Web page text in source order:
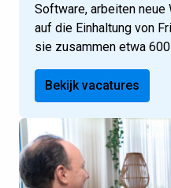
Software, arbeiten neue
auf die Einhaltung von
sie zusammen etwa
Bekijk vacatures